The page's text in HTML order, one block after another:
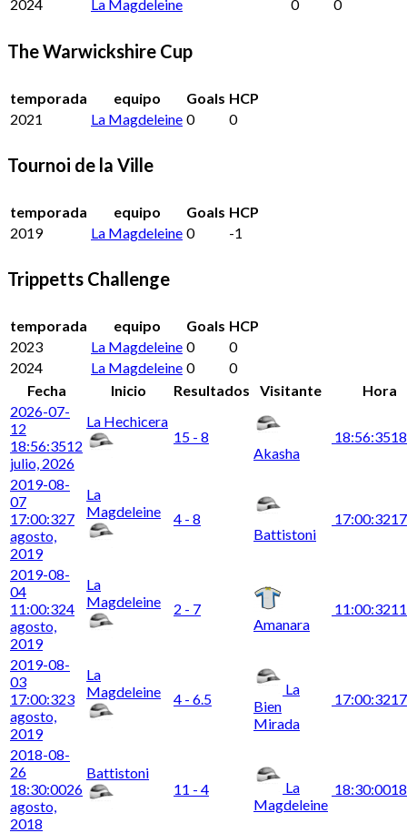
2024 La Magdeleine 0 0
The Warwickshire Cup
temporada equipo Goals HCP
2021
La Magdeleine 0 0
Tournoi de la Ville
temporada equipo Goals HCP
2019
La Magdeleine 0 -1
Trippetts Challenge
temporada equipo Goals HCP
2023
La Magdeleine 0
0
2024
La Magdeleine 0
0
Fecha
Inicio Resultados Visitante
Hora
2026-07-
12
18:56:3512
julio, 2026
La Hechicera
15 - 8
Akasha
18:56:35
2019-08-
07
17:00:327
agosto,
2019
La
Magdeleine
4 - 8
Battistoni
17:00:32
2019-08-
04
11:00:324
agosto,
2019
La
Magdeleine
2 - 7
Amanara
11:00:32
2019-08-
03
17:00:323
agosto,
2019
La
Magdeleine
4 - 6.5
La
Bien
Mirada
17:00:32
2018-08-
26
18:30:0026
agosto,
2018
Battistoni
11 - 4
La
Magdeleine
18:30:00